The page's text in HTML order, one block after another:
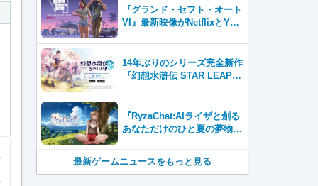
『グランド・セフト・オート
VI』最新映像がNetflixとYou
14年ぶりのシリーズ完全新作
『幻想水滸伝 STAR LEAP』
『RyzaChat:AIライザと創る
あなただけのひと夏の夢物
テムはこれまでにない新鮮な
最新ゲームニュースをもっと見る